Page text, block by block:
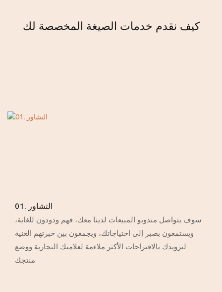
كيف نقدم خدمات الصيغة المخصصة لك
01. التشاور
سوف يتواصل مندوبو المبيعات لدينا معك، فهم ودودون للغاية،
ويستمعون بصبر إلى احتياجاتك، ويجمعون بين خبرتهم الغنية
لتزويدك بالاقتراحات الأكثر ملاءمة لعلامتك التجارية ووضع
منتجك